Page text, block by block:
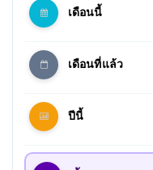
เดือนนี้
เดือนที่แล้ว
ปีนี้